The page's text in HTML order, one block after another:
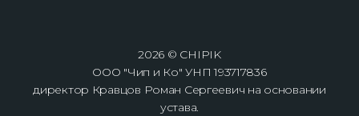
2026 © CHIPIK
ООО "Чип и Ко" УНП 193717836
директор Кравцов Роман Сергеевич на основании
устава.